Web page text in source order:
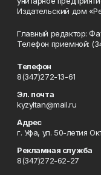
Издательский дом
Главный редактор:
Телефон приемной:
Телефон
8(347)272-13-61
Эл. почта
kyzyltan@mail.ru
Адрес
г. Уфа, ул. 50-летия
Рекламная служба
8(347)272-62-27